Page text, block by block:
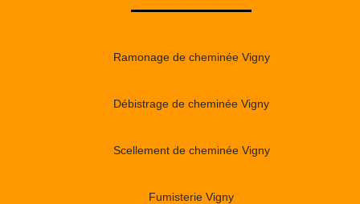
Ramonage de cheminée Vigny
Débistrage de cheminée Vigny
Scellement de cheminée Vigny
Fumisterie Vigny